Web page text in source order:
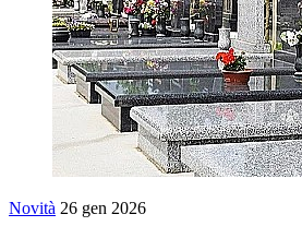
Novità 26 gen 2026